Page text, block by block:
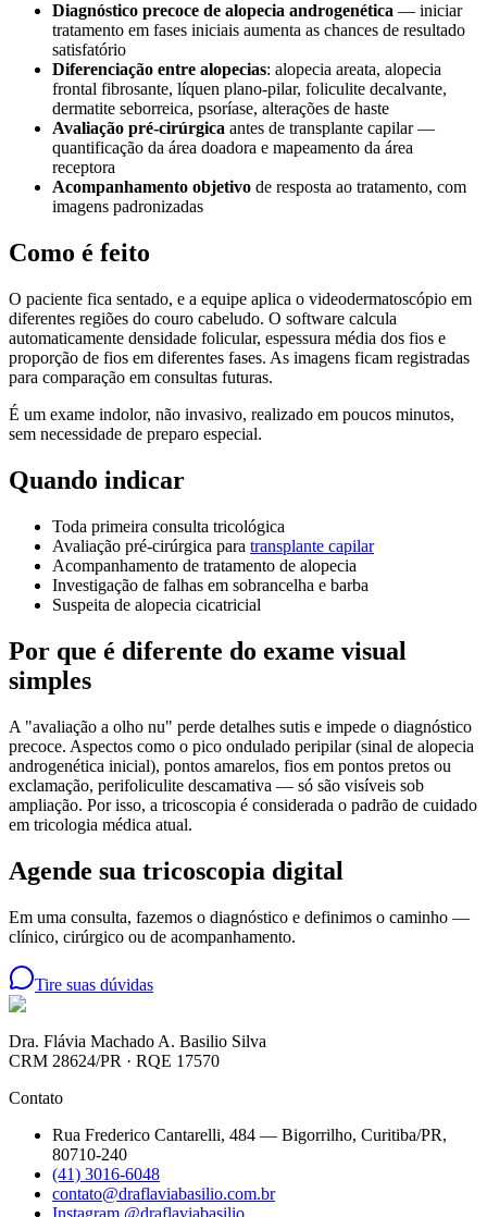
Diagnóstico precoce de alopecia androgenética — iniciar
tratamento em fases iniciais aumenta as chances de resultado
satisfatório
Diferenciação entre alopecias: alopecia areata, alopecia
frontal fibrosante, líquen plano-pilar, foliculite decalvante,
dermatite seborreica, psoríase, alterações de haste
Avaliação pré-cirúrgica antes de transplante capilar —
quantificação da área doadora e mapeamento da área
receptora
Acompanhamento objetivo de resposta ao tratamento, com
imagens padronizadas
Como é feito
O paciente fica sentado, e a equipe aplica o videodermatoscópio em
diferentes regiões do couro cabeludo. O software calcula
automaticamente densidade folicular, espessura média dos fios e
proporção de fios em diferentes fases. As imagens ficam registradas
para comparação em consultas futuras.
É um exame indolor, não invasivo, realizado em poucos minutos,
sem necessidade de preparo especial.
Quando indicar
Toda primeira consulta tricológica
Avaliação pré-cirúrgica para transplante capilar
Acompanhamento de tratamento de alopecia
Investigação de falhas em sobrancelha e barba
Suspeita de alopecia cicatricial
Por que é diferente do exame visual
simples
A "avaliação a olho nu" perde detalhes sutis e impede o diagnóstico
precoce. Aspectos como o pico ondulado peripilar (sinal de alopecia
androgenética inicial), pontos amarelos, fios em pontos pretos ou
exclamação, perifoliculite descamativa — só são visíveis sob
ampliação. Por isso, a tricoscopia é considerada o padrão de cuidado
em tricologia médica atual.
Agende sua tricoscopia digital
Em uma consulta, fazemos o diagnóstico e definimos o caminho —
clínico, cirúrgico ou de acompanhamento.
Tire suas dúvidas
Dra. Flávia Machado A. Basilio Silva
CRM 28624/PR · RQE 17570
Contato
Rua Frederico Cantarelli, 484 — Bigorrilho, Curitiba/PR,
80710-240
(41) 3016-6048
contato@draflaviabasilio.com.br
Instagram @draflaviabasilio